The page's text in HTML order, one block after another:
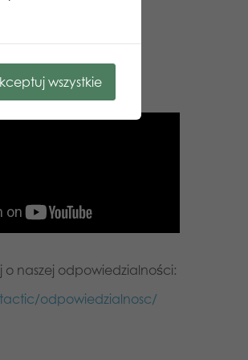
o naszej odpowiedzialności:
odpowiedzialnosc/
wszystkie